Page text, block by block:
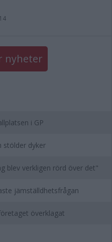
nyheter
i GP
stölder dyker
blev verkligen rörd över det"
jämställdhetsfrågan
överklagat